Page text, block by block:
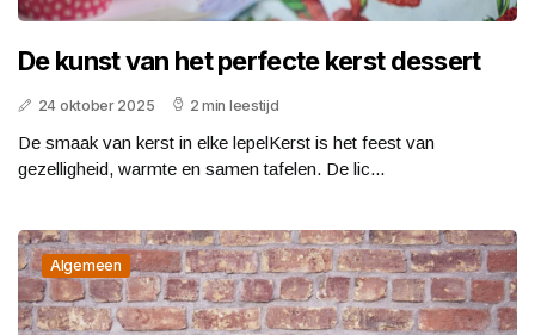
De kunst van het perfecte kerst dessert
24 oktober 2025 2 min leestijd
De smaak van kerst in elke lepelKerst is het feest van
gezelligheid, warmte en samen tafelen. De lic...
Algemeen